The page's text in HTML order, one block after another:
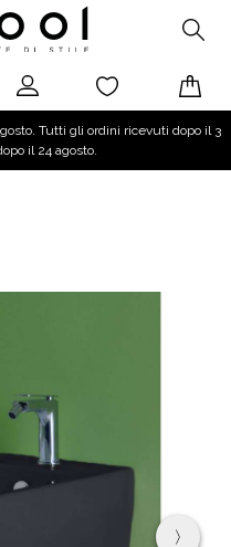
Tutti gli ordini ricevuti dopo il 3
il 24 agosto.